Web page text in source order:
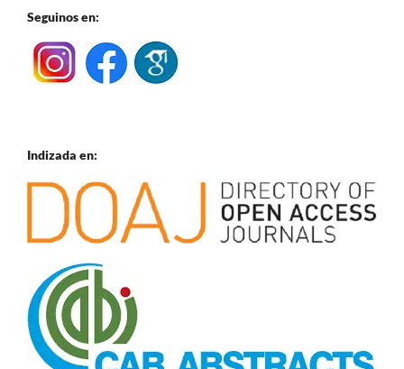
Seguinos en:
Indizada en: